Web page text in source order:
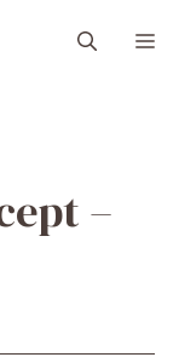
–